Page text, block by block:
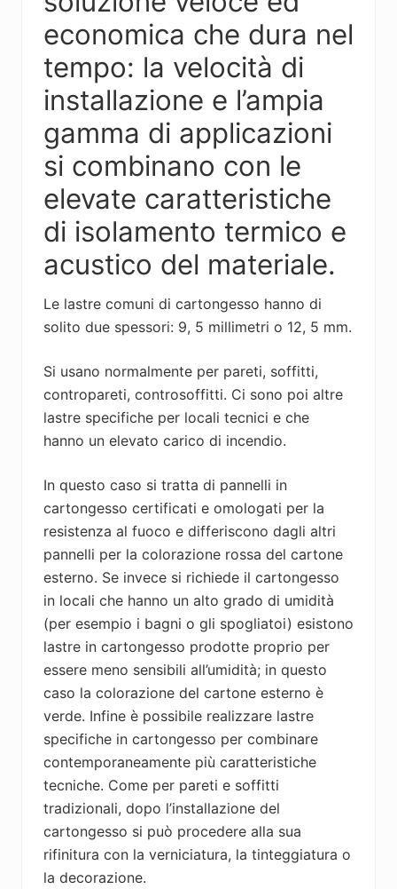
economica che dura nel
tempo: la velocità di
installazione e l’ampia
gamma di applicazioni
si combinano con le
elevate caratteristiche
di isolamento termico e
acustico del materiale.
Le lastre comuni di cartongesso hanno di
solito due spessori: 9, 5 millimetri o 12, 5 mm.
Si usano normalmente per pareti, soffitti,
contropareti, controsoffitti. Ci sono poi altre
lastre specifiche per locali tecnici e che
hanno un elevato carico di incendio.
In questo caso si tratta di pannelli in
cartongesso certificati e omologati per la
resistenza al fuoco e differiscono dagli altri
pannelli per la colorazione rossa del cartone
esterno. Se invece si richiede il cartongesso
in locali che hanno un alto grado di umidità
(per esempio i bagni o gli spogliatoi) esistono
lastre in cartongesso prodotte proprio per
essere meno sensibili all’umidità; in questo
caso la colorazione del cartone esterno è
verde. Infine è possibile realizzare lastre
specifiche in cartongesso per combinare
contemporaneamente più caratteristiche
tecniche. Come per pareti e soffitti
tradizionali, dopo l’installazione del
cartongesso si può procedere alla sua
rifinitura con la verniciatura, la tinteggiatura o
la decorazione.